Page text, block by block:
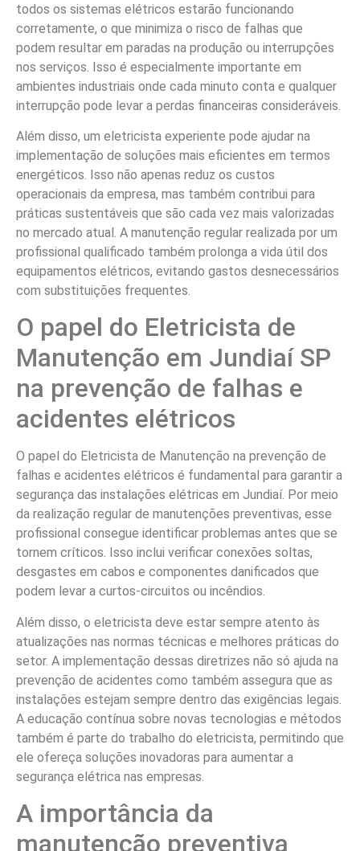
todos os sistemas elétricos estarão funcionando
corretamente, o que minimiza o risco de falhas que
podem resultar em paradas na produção ou interrupções
nos serviços. Isso é especialmente importante em
ambientes industriais onde cada minuto conta e qualquer
interrupção pode levar a perdas financeiras consideráveis.
Além disso, um eletricista experiente pode ajudar na
implementação de soluções mais eficientes em termos
energéticos. Isso não apenas reduz os custos
operacionais da empresa, mas também contribui para
práticas sustentáveis que são cada vez mais valorizadas
no mercado atual. A manutenção regular realizada por um
profissional qualificado também prolonga a vida útil dos
equipamentos elétricos, evitando gastos desnecessários
com substituições frequentes.
O papel do Eletricista de
Manutenção em Jundiaí SP
na prevenção de falhas e
acidentes elétricos
O papel do Eletricista de Manutenção na prevenção de
falhas e acidentes elétricos é fundamental para garantir a
segurança das instalações elétricas em Jundiaí. Por meio
da realização regular de manutenções preventivas, esse
profissional consegue identificar problemas antes que se
tornem críticos. Isso inclui verificar conexões soltas,
desgastes em cabos e componentes danificados que
podem levar a curtos-circuitos ou incêndios.
Além disso, o eletricista deve estar sempre atento às
atualizações nas normas técnicas e melhores práticas do
setor. A implementação dessas diretrizes não só ajuda na
prevenção de acidentes como também assegura que as
instalações estejam sempre dentro das exigências legais.
A educação contínua sobre novas tecnologias e métodos
também é parte do trabalho do eletricista, permitindo que
ele ofereça soluções inovadoras para aumentar a
segurança elétrica nas empresas.
A importância da
manutenção preventiva